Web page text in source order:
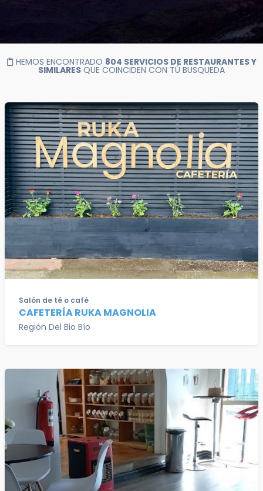
HEMOS ENCONTRADO 804 SERVICIOS DE RESTAURANTES Y
SIMILARES QUE COINCIDEN CON TÚ BUSQUEDA
Salón de té o café
CAFETERÍA RUKA MAGNOLIA
Región Del Bio Bío